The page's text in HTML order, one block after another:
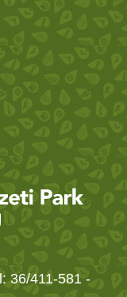
36/411-581 -